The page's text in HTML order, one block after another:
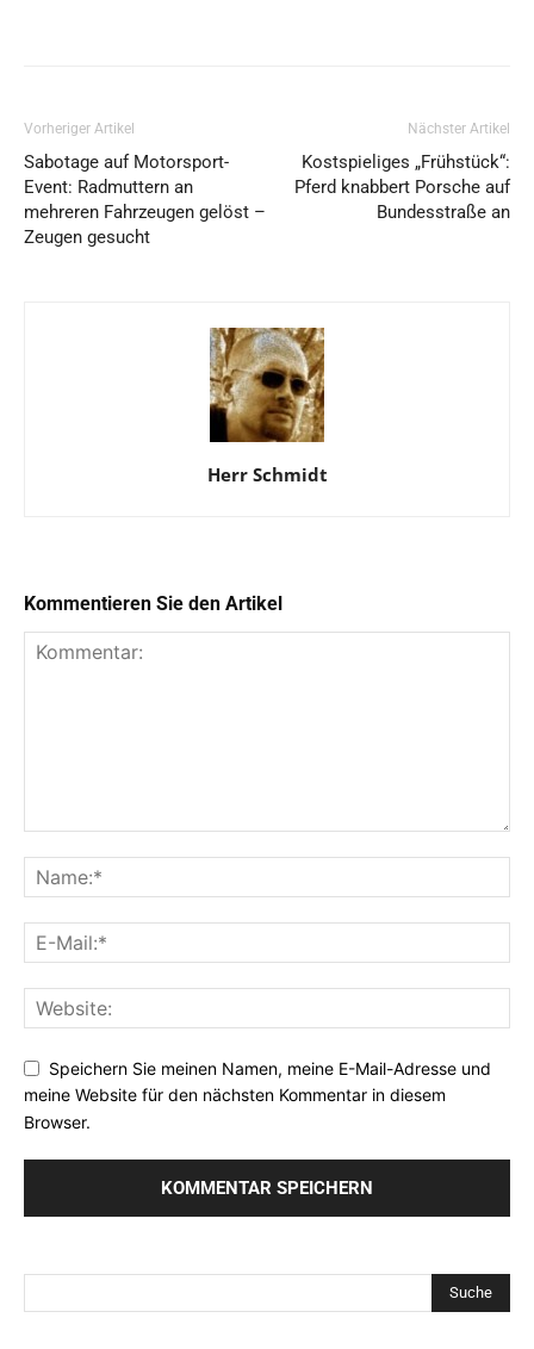
Vorheriger Artikel
Sabotage auf Motorsport-
Event: Radmuttern an
mehreren Fahrzeugen gelöst –
Zeugen gesucht
Nächster Artikel
Kostspieliges „Frühstück“:
Pferd knabbert Porsche auf
Bundesstraße an
Herr Schmidt
Kommentieren Sie den Artikel
Speichern Sie meinen Namen, meine E-Mail-Adresse und
meine Website für den nächsten Kommentar in diesem
Browser.